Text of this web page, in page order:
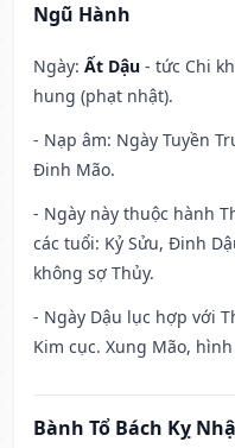
Ngũ Hành
Ngày: Ất Dậu - tức Chi
hung (phạt nhật).
- Nạp âm: Ngày Tuyền
Đinh Mão.
- Ngày này thuộc hành
các tuổi: Kỷ Sửu, Đinh
không sợ Thủy.
- Ngày Dậu lục hợp với
Kim cục. Xung Mão,
Bành Tổ Bách Kỵ